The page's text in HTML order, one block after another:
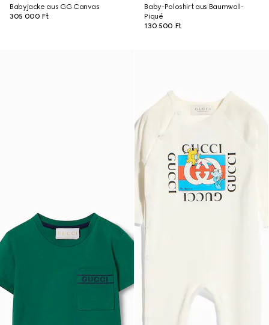
Babyjacke aus GG Canvas
305 000 Ft
Baby-Poloshirt aus Baumwoll-
Piqué
130 500 Ft